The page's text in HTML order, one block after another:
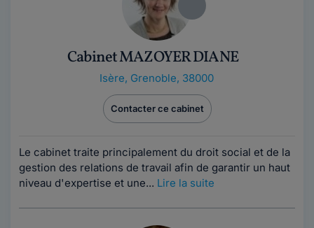
Cabinet MAZOYER DIANE
Isère, Grenoble, 38000
Contacter ce cabinet
Le cabinet traite principalement du droit social et de la
gestion des relations de travail afin de garantir un haut
niveau d'expertise et une... Lire la suite